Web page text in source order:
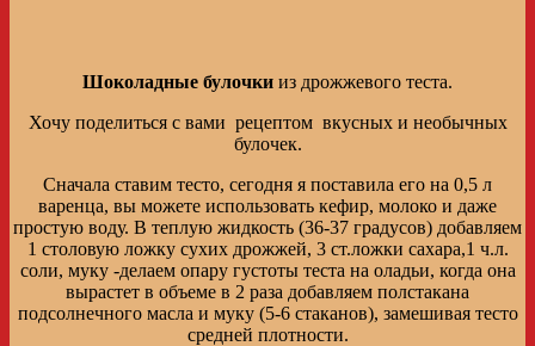
Шоколадные булочки из дрожжевого теста.
Хочу поделиться с вами рецептом вкусных и необычных
булочек.
Сначала ставим тесто, сегодня я поставила его на 0,5 л
варенца, вы можете использовать кефир, молоко и даже
простую воду. В теплую жидкость (36-37 градусов) добавляем
1 столовую ложку сухих дрожжей, 3 ст.ложки сахара,1 ч.л.
соли, муку -делаем опару густоты теста на оладьи, когда она
вырастет в объеме в 2 раза добавляем полстакана
подсолнечного масла и муку (5-6 стаканов), замешивая тесто
средней плотности.